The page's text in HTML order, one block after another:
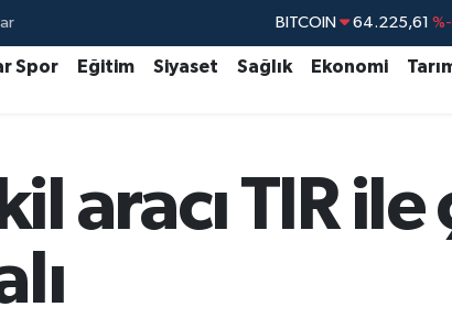
DOLAR 47,7143
EURO 55,0317
BİST100
BITCOIN 64.225,61
Spor Eğitim Siyaset Sağlık Ekonomi
aracı TIR ile